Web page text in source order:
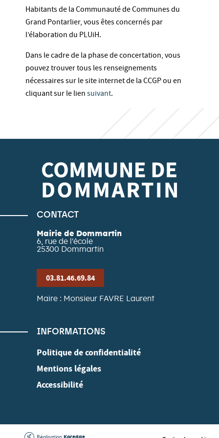
Habitants de la Communauté de Communes du
Grand Pontarlier, vous êtes concernés par
l’élaboration du PLUiH.
Dans le cadre de la phase de concertation, vous
pouvez trouver tous les renseignements
nécessaires sur le site internet de la CCGP ou en
cliquant sur le liensuivant.
CONTACT
Mairie de Dommartin
6, rue de l'école
25300 Dommartin
03.81.46.69.84
Maire : Monsieur FAVRE Laurent
INFORMATIONS
Politique de confidentialité
Mentions légales
Accessibilité